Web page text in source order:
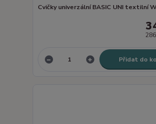
Cvičky univerzální BASIC UNI textilní
Přidat do